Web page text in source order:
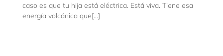
caso es que tu hija está eléctrica. Está viva. Tiene esa
energía volcánica que[...]